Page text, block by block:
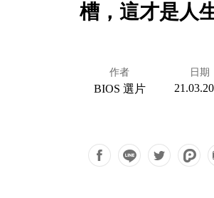
槽，這才是人
作者
BIOS 選片
日期